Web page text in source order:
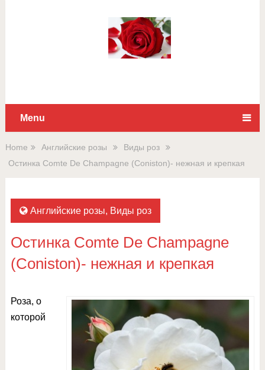
Menu
Home Английские розы
Виды роз
Остинка Comte De Champagne (Coniston)- нежная и крепкая
Английские розы, Виды роз
Остинка Comte De Champagne
(Coniston)- нежная и крепкая
Роза, о
которой
Для любых предложений по
сайту: rossad12@cp9.ru